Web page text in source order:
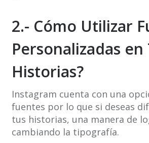
2.- Cómo Utilizar
Personalizadas en
Historias?
Instagram cuenta con una
fuentes por lo que si deseas
tus historias, una manera de
cambiando la tipografía.